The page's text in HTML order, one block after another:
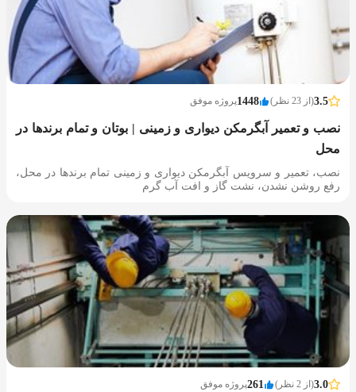
3.5(از 23 نظر) 1448پروژه موفق
نصب و تعمیر آبگرمکن دیواری و زمینی | بوتان و تمام برندها در
محل
نصب، تعمیر و سرویس آبگرمکن دیواری و زمینی تمام برندها در محل،
رفع روشن نشدن، نشت گاز و افت آب گرم
3.0(از 2 نظر) 261پروژه موفق